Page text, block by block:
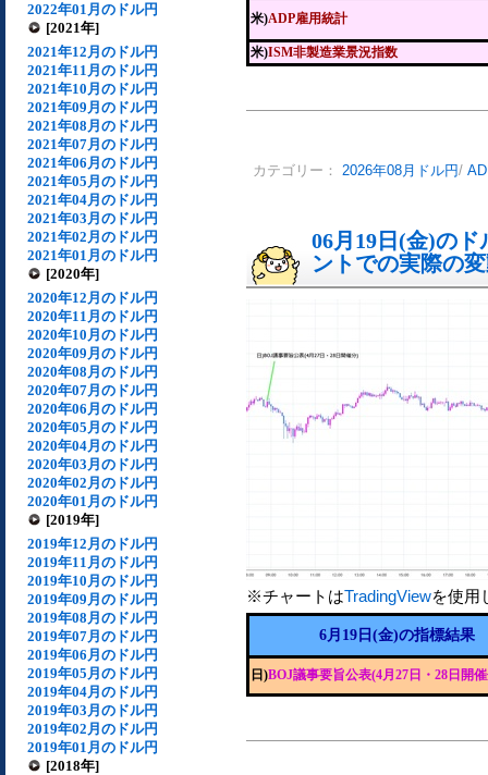
2022年01月のドル円
[2021年]
2021年12月のドル円
2021年11月のドル円
2021年10月のドル円
2021年09月のドル円
2021年08月のドル円
2021年07月のドル円
2021年06月のドル円
2021年05月のドル円
2021年04月のドル円
2021年03月のドル円
2021年02月のドル円
2021年01月のドル円
[2020年]
2020年12月のドル円
2020年11月のドル円
2020年10月のドル円
2020年09月のドル円
2020年08月のドル円
2020年07月のドル円
2020年06月のドル円
2020年05月のドル円
2020年04月のドル円
2020年03月のドル円
2020年02月のドル円
2020年01月のドル円
[2019年]
2019年12月のドル円
2019年11月のドル円
2019年10月のドル円
2019年09月のドル円
2019年08月のドル円
2019年07月のドル円
2019年06月のドル円
2019年05月のドル円
2019年04月のドル円
2019年03月のドル円
2019年02月のドル円
2019年01月のドル円
[2018年]
米)ADP雇用統計
米)ISM非製造業景況指数
カテゴリー： 2026年08月ドル円/
06月19日(金)の
ントでの実際の
※チャートはTradingViewを使用
6月19日(金)の指標結果
日)BOJ議事要旨公表(4月27日・28日開